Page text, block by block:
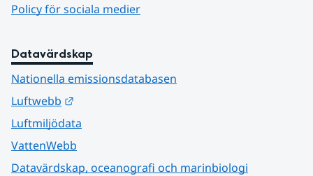
Policy för sociala medier
Datavärdskap
Nationella emissionsdatabasen
Luftwebb
Luftmiljödata
VattenWebb
Datavärdskap, oceanografi och marinbiologi